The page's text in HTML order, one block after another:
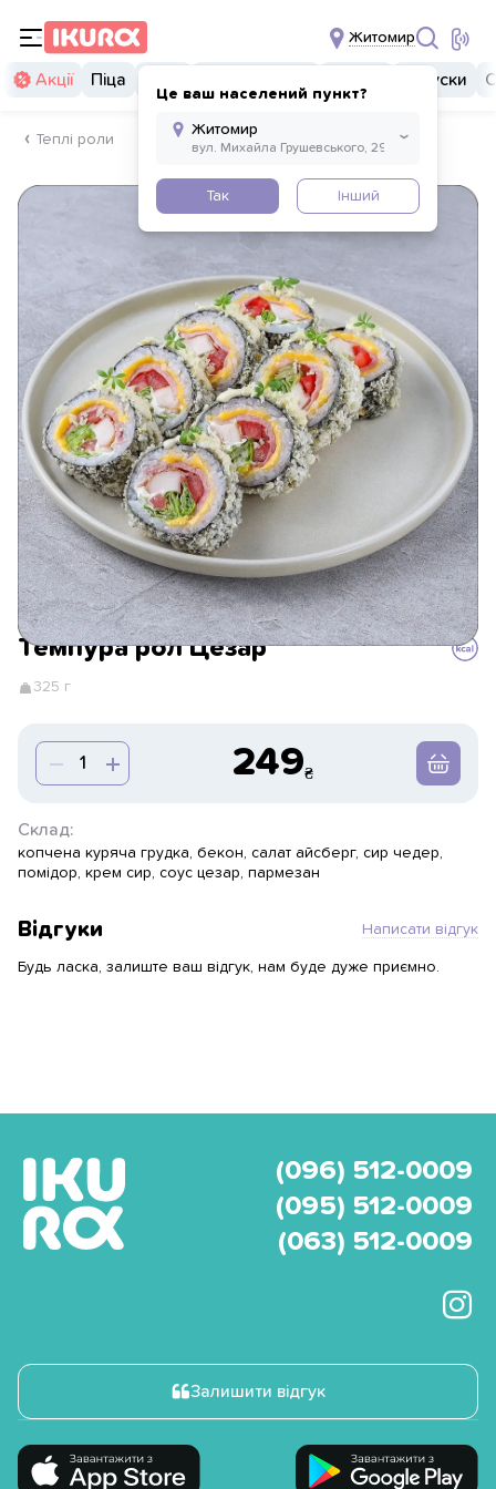
Житомир
Це ваш населений пункт?
Так Інший
Акції Піца Закуски
Теплі роли
Темпура рол Цезар
325 г
249
Склад:
копчена куряча грудка, бекон, салат айсберг, сир чедер,
помідор, крем сир, соус цезар, пармезан
Відгуки Написати відгук
Будь ласка, залиште ваш відгук, нам буде дуже приємно.
(096) 512-0009
(095) 512-0009
(063) 512-0009
Залишити відгук